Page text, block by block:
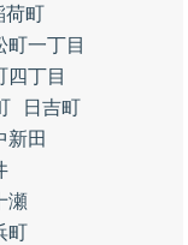
荷町
町一丁目
四丁目
日吉町
新田
瀬
町